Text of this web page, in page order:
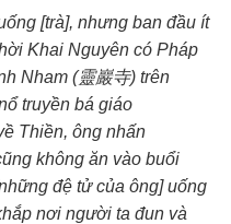
[trà], nhưng ban đầu ít
Khai Nguyên có Pháp
Nham (靈巖寺) trên
truyền bá giáo
Thiền, ông nhấn
không ăn vào buổi
đệ tửcủa ông] uống
nơi người ta đun và